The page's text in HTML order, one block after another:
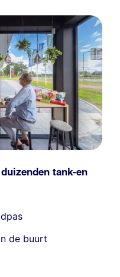
tank-en
de buurt